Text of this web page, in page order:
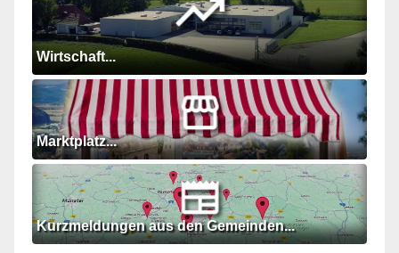
Wirtschaft...
Marktplatz...
Kurzmeldungen aus den Gemeinden...